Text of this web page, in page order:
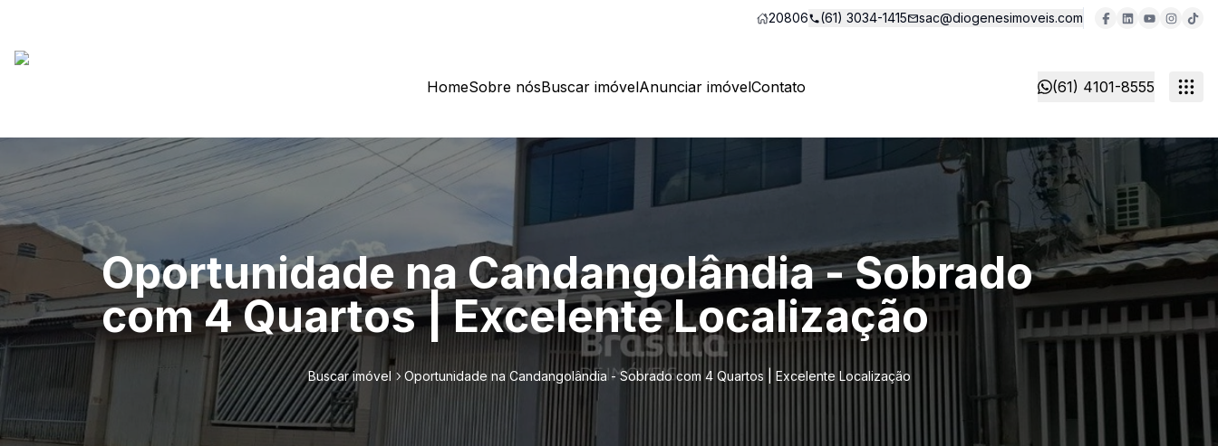
20806 (61) 3034-1415 sac@diogenesimoveis.com
HomeSobre nósBuscar imóvelAnunciar imóvelContato (61) 4101-8555
Oportunidade na Candangolândia - Sobrado
com 4 Quartos | Excelente Localização
Buscar imóvel Oportunidade na Candangolândia - Sobrado com 4 Quartos | Excelente Localização